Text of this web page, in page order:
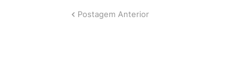
Postagem Anterior